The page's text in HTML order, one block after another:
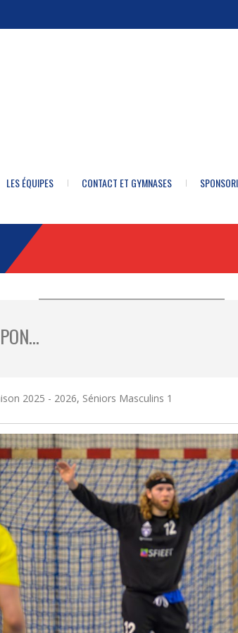
LES ÉQUIPES CONTACT ET GYMNASES
2025 - 2026, Séniors Masculins 1